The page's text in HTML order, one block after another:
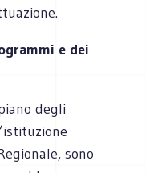
e dei
degli
sono